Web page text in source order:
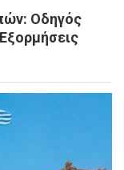
Οδηγός